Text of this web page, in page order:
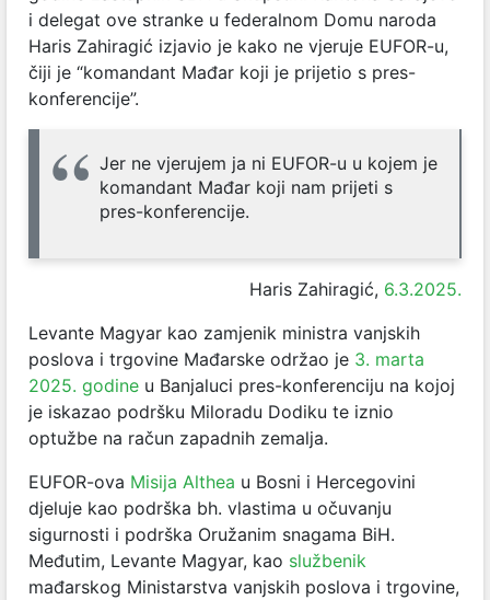
i delegat ove stranke u federalnom Domu naroda
Haris Zahiragić izjavio je kako ne vjeruje EUFOR-u,
čiji je “komandant Mađar koji je prijetio s pres-
konferencije”.
Jer ne vjerujem ja ni EUFOR-u u kojem je
komandant Mađar koji nam prijeti s
pres-konferencije.
Haris Zahiragić, 6.3.2025.
Levante Magyar kao zamjenik ministra vanjskih
poslova i trgovine Mađarske održao je 3. marta
2025. godine u Banjaluci pres-konferenciju na kojoj
je iskazao podršku Miloradu Dodiku te iznio
optužbe na račun zapadnih zemalja.
EUFOR-ova Misija Althea u Bosni i Hercegovini
djeluje kao podrška bh. vlastima u očuvanju
sigurnosti i podrška Oružanim snagama BiH.
Međutim, Levante Magyar, kao službenik
mađarskog Ministarstva vanjskih poslova i trgovine,